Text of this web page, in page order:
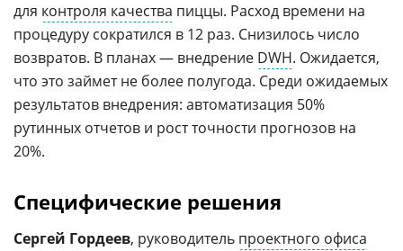
для контроля качества пиццы. Расход времени на
процедуру сократился в 12 раз. Снизилось число
возвратов. В планах — внедрение DWH. Ожидается,
что это займет не более полугода. Среди ожидаемых
результатов внедрения: автоматизация 50%
рутинных отчетов и рост точности прогнозов на
20%.
Специфические решения
Сергей Гордеев, руководитель проектного офиса